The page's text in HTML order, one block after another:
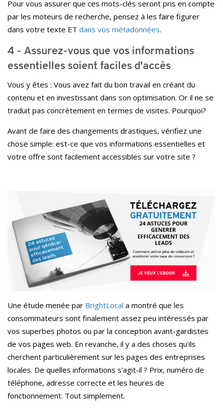
Pour vous assurer que ces mots-clés seront pris en compte
par les moteurs de recherche, pensez à les faire figurer
dans votre texte ET dans vos métadonnées.
4 - Assurez-vous que vos informations
essentielles soient faciles d'accès
Vous y êtes : Vous avez fait du bon travail en créant du
contenu et en investissant dans son optimisation. Or il ne se
traduit pas concrètement en termes de visites. Pourquoi?
Avant de faire des changements drastiques, vérifiez une
chose simple: est-ce que vos informations essentielles et
votre offre sont facilement accessibles sur votre site ?
Une étude menée par BrightLocal a montré que les
consommateurs sont finalement assez peu intéressés par
vos superbes photos ou par la conception avant-gardistes
de vos pages web. En revanche, il y a des choses qu'ils
cherchent particulièrement sur les pages des entreprises
locales. De quelles informations s'agit-il ? Prix, numéro de
téléphone, adresse correcte et les heures de
fonctionnement. Tout simplement.